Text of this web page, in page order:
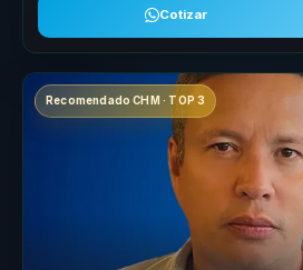
Cotizar
Recomendado CHM · TOP 3